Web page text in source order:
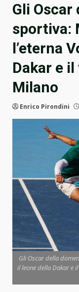
Gli Oscar
sportiva:
l’eterna
Dakar e il
Milano
Enrico Pirondini
Gli Oscar della
il leone della Dakar e